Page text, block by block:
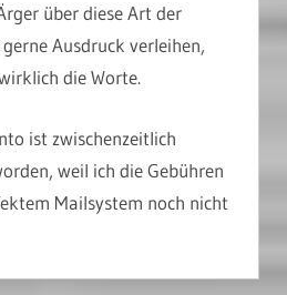
über diese Art der
Ausdruck verleihen,
die Worte.
ist zwischenzeitlich
weil ich die Gebühren
Mailsystem noch nicht